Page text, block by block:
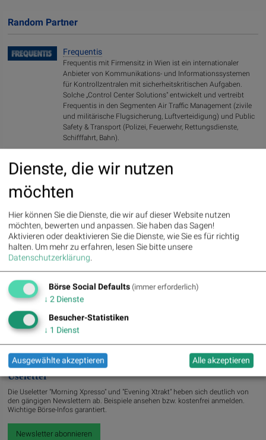
Random Partner
Frequentis
Frequentis mit Firmensitz in Wien ist ein internationaler
Anbieter von Kommunikations- und Informationssystemen
für Kontrollzentralen mit sicherheitskritischen Aufgaben.
Solche „Control Center Solutions" entwickelt und vertreibt
Frequentis in den Segmenten Air Traffic Management (zivile
und militärische Flugsicherung, Luftverteidigung) und Public
Safety & Transport (Polizei, Feuerwehr, Rettungsdienste,
Schifffahrt, Bahn).
Latest Blogs
Wochenp...
» Wiener Börse Party #1216: ATX schwächer, Bajaj Mobility weiter stark, ne...
» Österreich-Depots: Weekend-Bilanz (Depot Kommentar)
» Börsegeschichte 7.8.: Extremes zu Palfinger (Börse Geschichte)
(BörseGes...
» Nachlese: 10 Vokabel, um Asta besser zu verstehen; Stella Langthaler (au...
» PIR-News: Post, Kontron (Christine Petzwinkler)
» (Christian Drastil)
» Wiener Börse zu Mittag schwächer: Bajaj Mobility, FACC und Agrana gesucht
» Börse-Inputs auf Spotify zu u.a. Jugend fragt Asta nach dem
Geschäftsmod...
» ATX-Trends: VIG, AT&S, Erste Group, Verbund ...
Useletter
Die Useletter "Morning Xpresso" und "Evening Xtrakt" heben sich deutlich von
den gängigen Newslettern ab. Beispiele ansehen bzw. kostenfrei anmelden.
Wichtige Börse-Infos garantiert.
Newsletter abonnieren
Dienste, die wir nutzen
möchten
Hier können Sie die Dienste, die wir auf dieser Website nutzen
möchten, bewerten und anpassen. Sie haben das Sagen!
Aktivieren oder deaktivieren Sie die Dienste, wie Sie es für richtig
halten. Um mehr zu erfahren, lesen Sie bitte unsere
Datenschutzerklärung.
Börse Social Defaults (immer erforderlich)
↓ 2 Dienste
Besucher-Statistiken
↓ 1 Dienst
Ausgewählte akzeptieren Alle akzeptieren